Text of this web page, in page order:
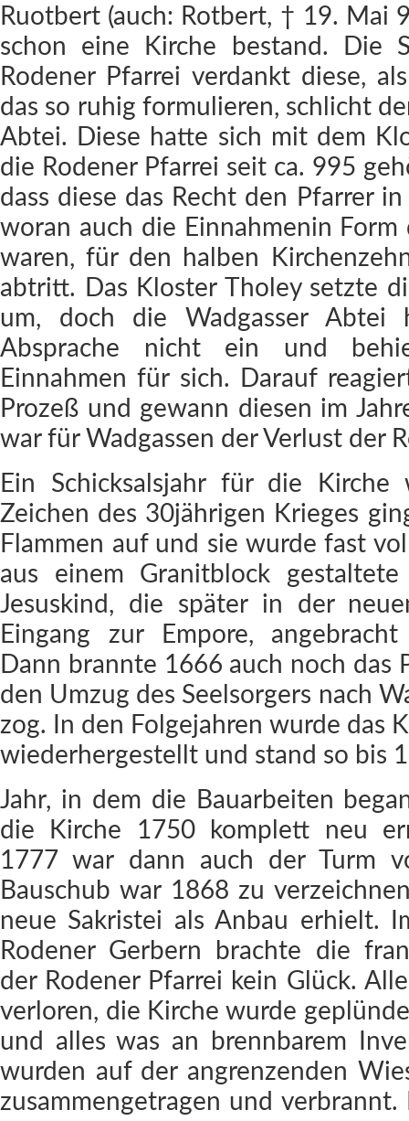
Ruotbert (auch: Rotbert, † 19. Mai
schon eine Kirche bestand. Die
Rodener Pfarrei verdankt diese,
das so ruhig formulieren, schlicht
Abtei. Diese hatte sich mit dem
die Rodener Pfarrei seit ca. 995
dass diese das Recht den Pfarrer
woran auch die Einnahmenin
waren, für den halben
abtritt. Das Kloster Tholey setzte
um, doch die Wadgasser
Absprache nicht ein und
Einnahmen für sich. Darauf
Prozeß und gewann diesen im
war für Wadgassen der Verlust der
Ein Schicksalsjahr für die
Zeichen des 30jährigen Krieges
Flammen auf und sie wurde fast
aus einem Granitblock
Jesuskind, die später in der
Eingang zur Empore,
Dann brannte 1666 auch noch das
den Umzug des Seelsorgers nach
zog. In den Folgejahren wurde das
wiederhergestellt und stand so bis
Jahr, in dem die Bauarbeiten
die Kirche 1750 komplett neu
1777 war dann auch der Turm
Bauschub war 1868 zu
neue Sakristei als Anbau erhielt.
Rodener Gerbern brachte die
der Rodener Pfarrei kein Glück.
verloren, die Kirche wurde
und alles was an brennbarem
wurden auf der angrenzenden
zusammengetragen und